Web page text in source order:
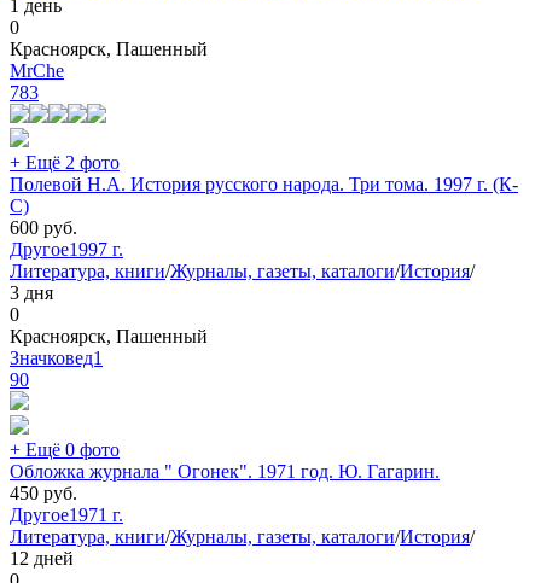
1 день
0
Красноярск, Пашенный
MrChe
783
+ Ещё 2 фото
Полевой Н.А. История русского народа. Три тома. 1997 г. (К-
С)
600 руб.
Другое1997 г.
Литература, книги/Журналы, газеты, каталоги/История/
3 дня
0
Красноярск, Пашенный
Значковед1
90
+ Ещё 0 фото
Обложка журнала " Огонек". 1971 год. Ю. Гагарин.
450 руб.
Другое1971 г.
Литература, книги/Журналы, газеты, каталоги/История/
12 дней